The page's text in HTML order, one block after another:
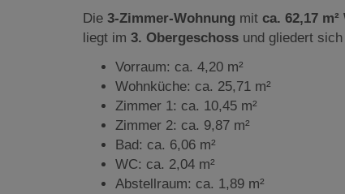
Die 3-Zimmer-Wohnung mit ca. 62,17
liegt im 3. Obergeschoss und gliedert
Vorraum: ca. 4,20 m²
Wohnküche: ca. 25,71 m²
Zimmer 1: ca. 10,45 m²
Zimmer 2: ca. 9,87 m²
Bad: ca. 6,06 m²
WC: ca. 2,04 m²
Abstellraum: ca. 1,89 m²